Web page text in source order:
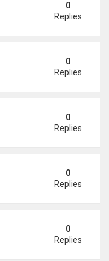
để xóa ràng buộc
0
Replies
0
Replies
thế giới
0
Replies
tuổi 70
0
Replies
mạng vì tai nạn xe
0
Replies